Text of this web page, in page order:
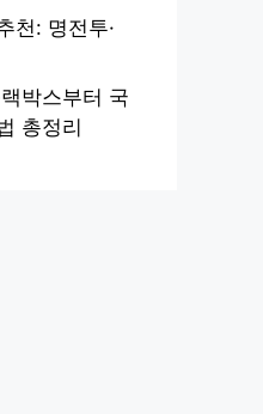
천: 명전투·
박스부터 국
총정리